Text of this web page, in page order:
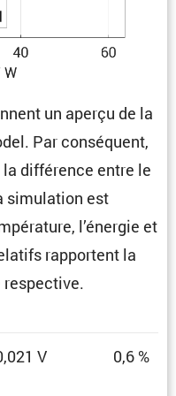
un aperçu de la
Par consé­quent,
diffé­rence entre le
simula­tion est
l’énergie et
rapportent la
respective.
V 0,6 %